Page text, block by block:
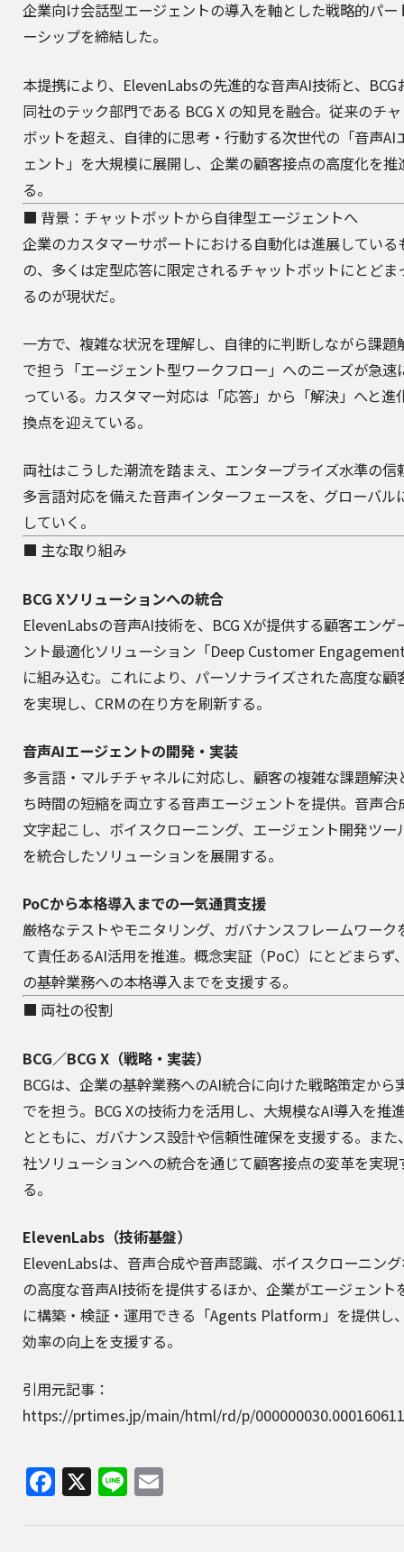
企業向け会話型エージェントの導入を軸とした戦略的パー
ーシップを締結した。
本提携により、ElevenLabsの先進的な音声AI技術と、BCG
同社のテック部門である BCG X の知見を融合。従来のチ
ボットを超え、自律的に思考・行動する次世代の「音声AI
ェント」を大規模に展開し、企業の顧客接点の高度化を推
る。
■ 背景：チャットボットから自律型エージェントへ
企業のカスタマーサポートにおける自動化は進展している
の、多くは定型応答に限定されるチャットボットにとどま
るのが現状だ。
一方で、複雑な状況を理解し、自律的に判断しながら課題
で担う「エージェント型ワークフロー」へのニーズが急速
っている。カスタマー対応は「応答」から「解決」へと進
換点を迎えている。
両社はこうした潮流を踏まえ、エンタープライズ水準の信
多言語対応を備えた音声インターフェースを、グローバル
していく。
■ 主な取り組み
BCG Xソリューションへの統合
ElevenLabsの音声AI技術を、BCG Xが提供する顧客エンゲ
ント最適化ソリューション「Deep Customer
に組み込む。これにより、パーソナライズされた高度な顧
を実現し、CRMの在り方を刷新する。
音声AIエージェントの開発・実装
多言語・マルチチャネルに対応し、顧客の複雑な課題解決
ち時間の短縮を両立する音声エージェントを提供。音声合
文字起こし、ボイスクローニング、エージェント開発ツー
を統合したソリューションを展開する。
PoCから本格導入までの一気通貫支援
厳格なテストやモニタリング、ガバナンスフレームワーク
て責任あるAI活用を推進。概念実証（PoC）にとどまらず
の基幹業務への本格導入までを支援する。
■ 両社の役割
BCG／BCG X（戦略・実装）
BCGは、企業の基幹業務へのAI統合に向けた戦略策定から
でを担う。BCG Xの技術力を活用し、大規模なAI導入を推
とともに、ガバナンス設計や信頼性確保を支援する。また
社ソリューションへの統合を通じて顧客接点の変革を実現
る。
ElevenLabs（技術基盤）
ElevenLabsは、音声合成や音声認識、ボイスクローニン
の高度な音声AI技術を提供するほか、企業がエージェント
に構築・検証・運用できる「Agents Platform」を提供し
効率の向上を支援する。
引用元記事：
https://prtimes.jp/main/html/rd/p/
Facebook
X Line